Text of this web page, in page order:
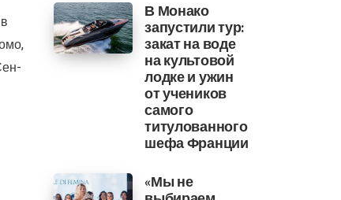
В Монако
запустили тур:
закат на воде
на культовой
лодке и ужин
от учеников
самого
титулованного
шефа Франции
«Мы не